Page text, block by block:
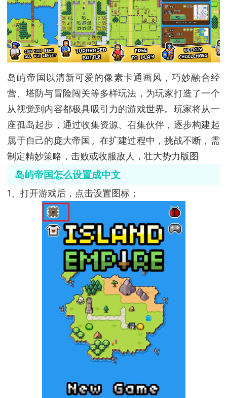
岛屿帝国以清新可爱的像素卡通画风，巧妙融合经
营、塔防与冒险闯关等多样玩法，为玩家打造了一个
从视觉到内容都极具吸引力的游戏世界。玩家将从一
座孤岛起步，通过收集资源、召集伙伴，逐步构建起
属于自己的庞大帝国。在扩建过程中，挑战不断，需
制定精妙策略，击败或收服敌人，壮大势力版图
岛屿帝国怎么设置成中文
1、打开游戏后，点击设置图标；